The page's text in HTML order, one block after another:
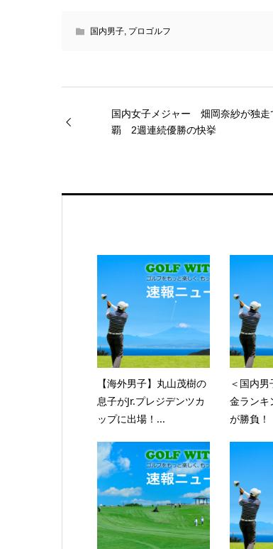
国内男子 プロゴルフ
国内女子メジャー 畑岡奈紗が独走
覇 2週連続優勝の快挙
【海外男子】丸山茂樹の
息子がJr.プレジデンツカ
ップに出場！...
＜国内
金ランキ
が勝負！